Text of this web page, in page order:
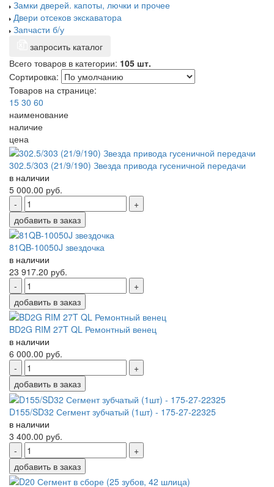
Замки дверей. капоты, лючки и прочее
Двери отсеков экскаватора
Запчасти б/у
запросить каталог
Всего товаров в категории: 105 шт.
Сортировка:
Товаров на странице:
15 30 60
наименование
наличие
цена
302.5/303 (21/9/190) Звезда привода гусеничной передачи
в наличии
5 000.00 руб.
-
+
добавить в заказ
81QB-10050J звездочка
в наличии
23 917.20 руб.
-
+
добавить в заказ
BD2G RIM 27T QL Ремонтный венец
в наличии
6 000.00 руб.
-
+
добавить в заказ
D155/SD32 Сегмент зубчатый (1шт) - 175-27-22325
в наличии
3 400.00 руб.
-
+
добавить в заказ